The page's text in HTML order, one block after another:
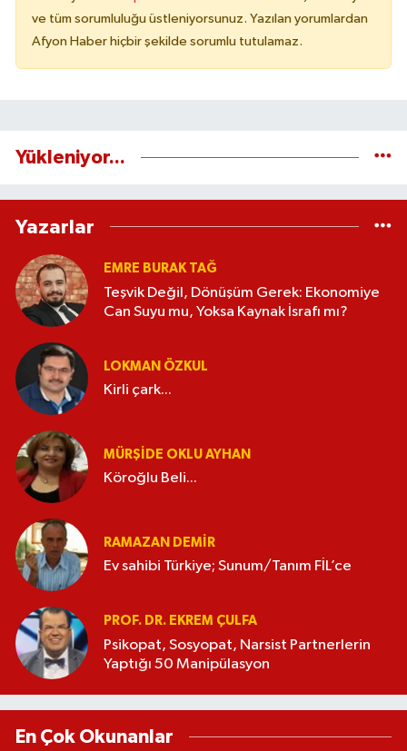
ve tüm sorumluluğu üstleniyorsunuz. Yazılan yorumlardan
Afyon Haber hiçbir şekilde sorumlu tutulamaz.
Yükleniyor...
Yazarlar
EMRE BURAK TAĞ
Teşvik Değil, Dönüşüm Gerek: Ekonomiye
Can Suyu mu, Yoksa Kaynak İsrafı mı?
LOKMAN ÖZKUL
Kirli çark...
MÜRŞIDE OKLU AYHAN
Köroğlu Beli...
RAMAZAN DEMİR
Ev sahibi Türkiye; Sunum/Tanım FİL’ce
PROF. DR. EKREM ÇULFA
Psikopat, Sosyopat, Narsist Partnerlerin
Yaptığı 50 Manipülasyon
En Çok Okunanlar